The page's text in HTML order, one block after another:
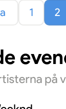
1 2
på